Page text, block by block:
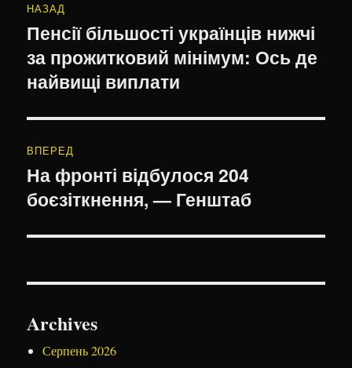
записів
НАЗАД
Попередній
запис:
Пенсії більшості українців нижчі
за прожитковий мінімум: Ось де
найвищі виплати
ВПЕРЕД
Наступний
запис:
На фронті відбулося 204
боєзіткнення, — Генштаб
Archives
Серпень 2026